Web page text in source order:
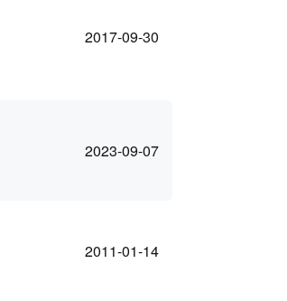
2017-09-30
2023-09-07
2011-01-14